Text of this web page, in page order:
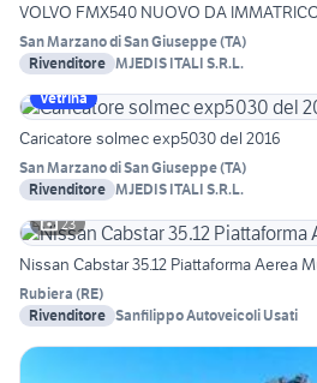
VOLVO FMX540 NUOVO DA
San Marzano di San Giuseppe(TA)
Rivenditore MJEDIS ITALI S.R.L.
Vetrina
Caricatore solmec exp5030 del 2016
San Marzano di San Giuseppe(TA)
Rivenditore MJEDIS ITALI S.R.L.
23
Nissan Cabstar 35.12 Piattaforma Aerea
Rubiera (RE)
Rivenditore Sanfilippo Autoveicoli Usati